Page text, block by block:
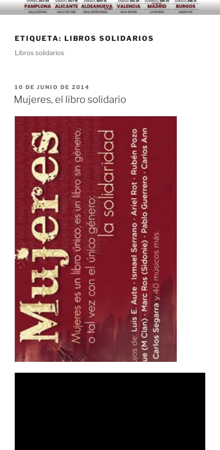
Saltar
al
ETIQUETA: LIBROS SOLIDARIOS
Libros solidarios
PUBLICADO
EL
10 DE JUNIO DE 2014
Mujeres, el libro solidario